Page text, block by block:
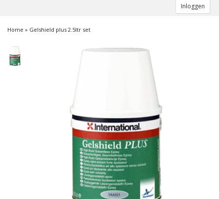
Inloggen
Home » Gelshield plus 2.5ltr set